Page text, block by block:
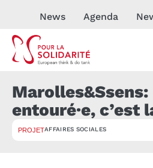
News Agenda
entouré·e, c’est
PROJETAFFAIRES SOCIALES